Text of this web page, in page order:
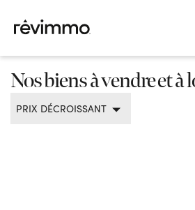
Nos biens à vendre et à
PRIX DÉCROISSANT